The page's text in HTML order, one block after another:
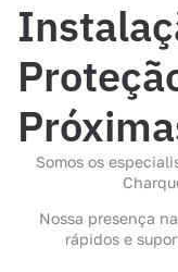
Somos os
Nossa presença
rápidos e